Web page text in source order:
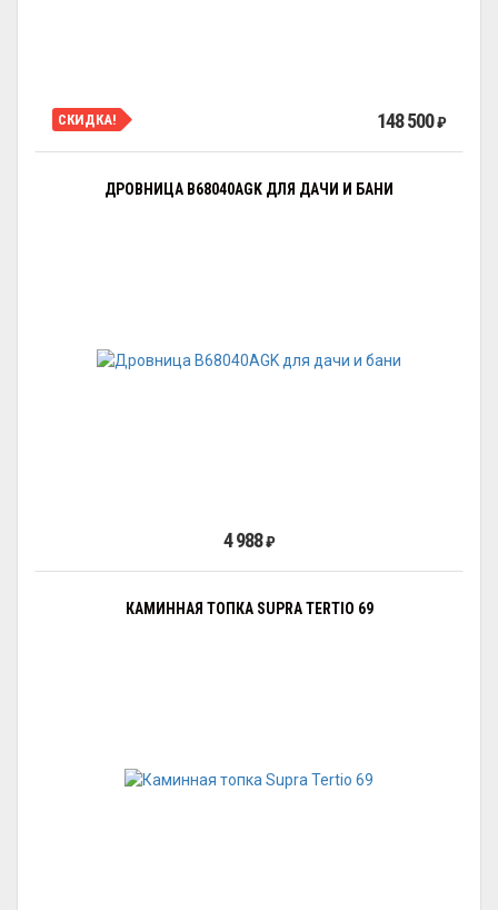
СКИДКА! 148 500₽
ДРОВНИЦА B68040AGK ДЛЯ ДАЧИ И БАНИ
4 988₽
КАМИННАЯ ТОПКА SUPRA TERTIO 69